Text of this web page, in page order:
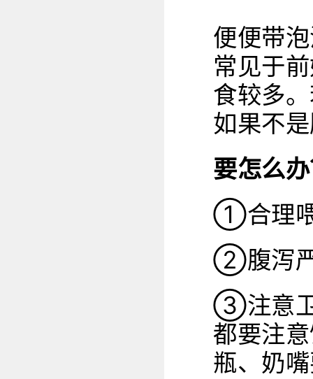
便便带
常见于
食较多
如果不
要怎么
①合理
②腹泻严
③注意卫
都要注
瓶、奶